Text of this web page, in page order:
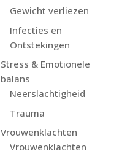
Gewicht verliezen
Infecties en
Ontstekingen
Stress & Emotionele
balans
Neerslachtigheid
Trauma
Vrouwenklachten
Vrouwenklachten